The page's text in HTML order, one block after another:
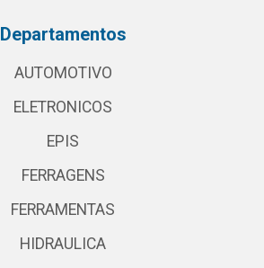
Departamentos
AUTOMOTIVO
ELETRONICOS
EPIS
FERRAGENS
FERRAMENTAS
HIDRAULICA